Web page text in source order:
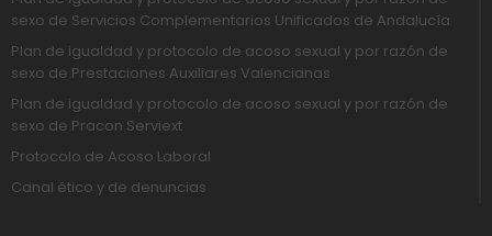
sexo de Servicios Complementarios Unificados de Andalucía
Plan de igualdad y protocolo de acoso sexual y por razón de
sexo de Prestaciones Auxiliares Valencianas
Plan de igualdad y protocolo de acoso sexual y por razón de
sexo de Pracon Serviext
Protocolo de Acoso Laboral
Canal ético y de denuncias